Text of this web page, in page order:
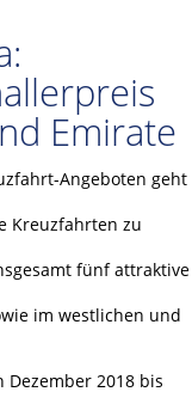
Emirate
Angeboten geht
Kreuzfahrten zu
fünf attraktive
im westlichen und
Dezember 2018 bis